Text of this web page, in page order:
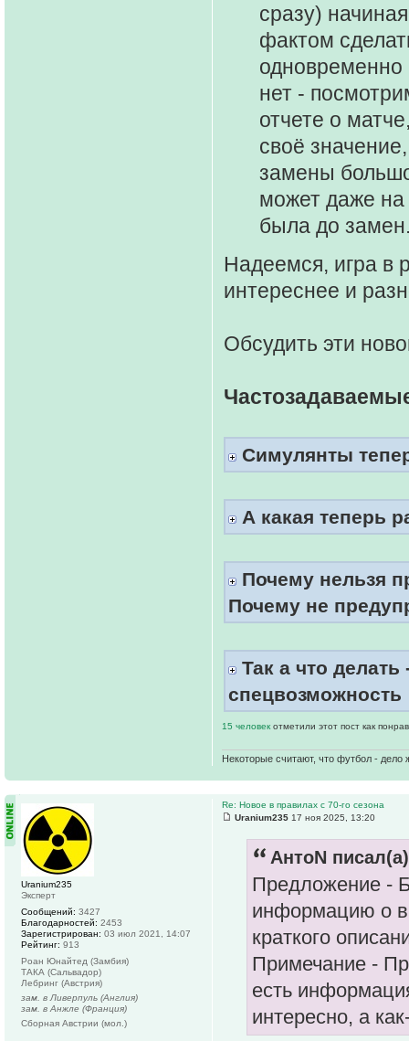
сразу)
фактом
одновременно
нет -
отчете о
своё
замены
может даже на
была до
Надеемся, игра в
интереснее и
Обсудить эти
Симулянты
А какая теперь
Почему нельзя
Почему не
Так а что
спецвозможность
15 человек отметили этот пост как
Некоторые считают, что футбол -
Re: Новое в правилах с 70-го сезона
Uranium235 17 ноя 2025, 13:20
АнтоN
Предложение -
информацию о
краткого
Примечание -
есть
интересно, а
Uranium235
Эксперт
Сообщений: 3427
Благодарностей: 2453
Зарегистрирован: 03 июл 2021, 14:07
Рейтинг: 913
Роан Юнайтед (Замбия)
ТАКА (Сальвадор)
Лебринг (Австрия)
зам. в Ливерпуль (Англия)
зам. в Анжле (Франция)
Сборная Австрии (мол.)